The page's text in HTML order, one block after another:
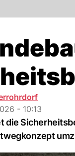
- 10:13
die